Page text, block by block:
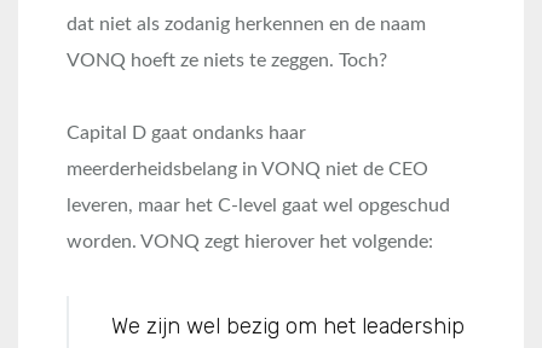
dat niet als zodanig herkennen en de naam
VONQ hoeft ze niets te zeggen. Toch?
Capital D gaat ondanks haar
meerderheidsbelang in VONQ niet de CEO
leveren, maar het C-level gaat wel opgeschud
worden. VONQ zegt hierover het volgende:
We zijn wel bezig om het leadership